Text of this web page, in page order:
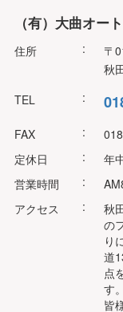
（有）大曲オート
住所 :
〒
秋
TEL
:
FAX :
定休日
:
年
営業時間
:
アクセス
:
秋
の
り
道
点
す。
皆